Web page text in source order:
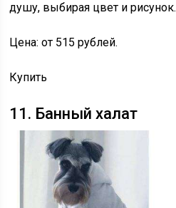
душу, выбирая цвет и рисунок.
Цена: от 515 рублей.
Купить
11. Банный халат